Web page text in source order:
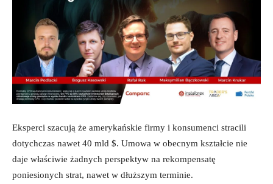
Eksperci szacują że amerykańskie firmy i konsumenci stracili
dotychczas nawet 40 mld $. Umowa w obecnym kształcie nie
daje właściwie żadnych perspektyw na rekompensatę
poniesionych strat, nawet w dłuższym terminie.